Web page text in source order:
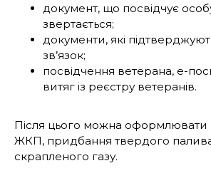
документ, що посвідчує
звертається;
документи, які
зв’язок;
посвідчення ветерана, е-
витяг із реєстру ветеранів.
Після цього можна оформлювати
ЖКП, придбання твердого
скрапленого газу.